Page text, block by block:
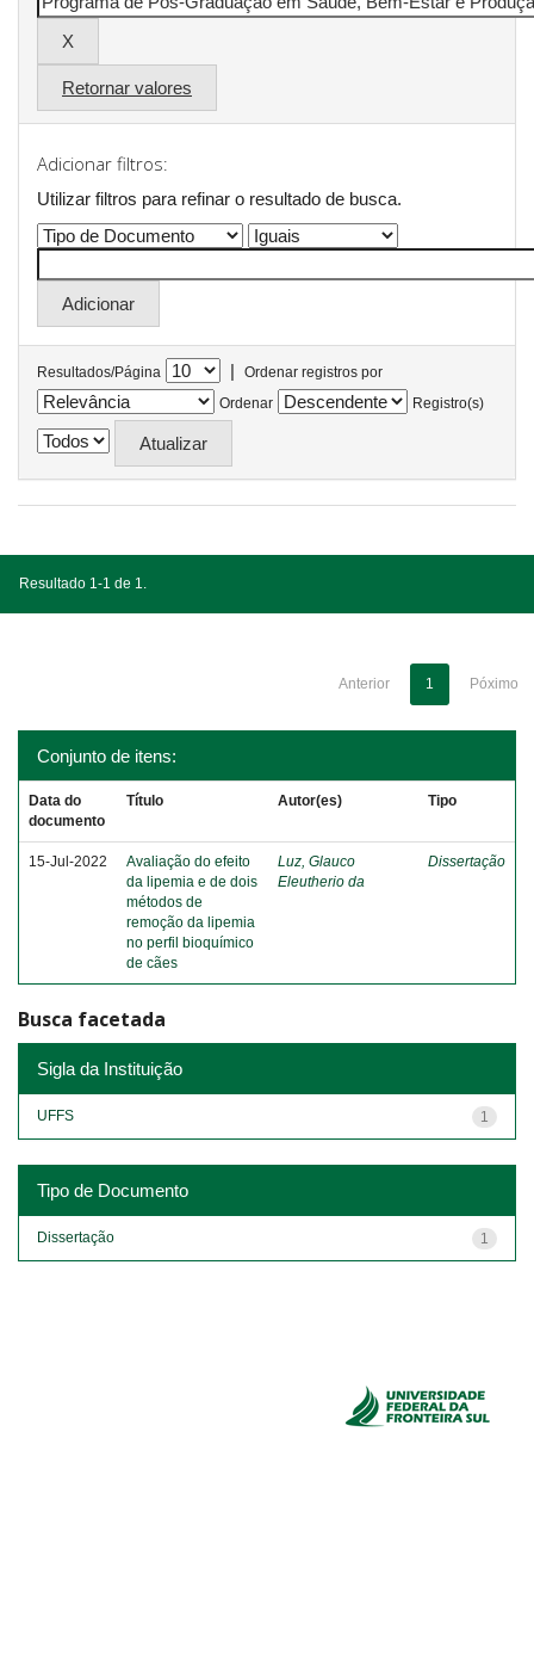
Retornar valores
Adicionar filtros:
Utilizar filtros para refinar o resultado de busca.
Resultados/Página |
Ordenar registros por
Ordenar
Registro(s)
Resultado 1-1 de 1.
Anterior 1 Póximo
Conjunto de itens:
Data do
documento
Título Autor(es) Tipo
15-Jul-2022
Avaliação do efeito
da lipemia e de dois
métodos de
remoção da lipemia
no perfil bioquímico
de cães
Luz, Glauco
Eleutherio da
Dissertação
Busca facetada
Sigla da Instituição
1
UFFS
Tipo de Documento
1
Dissertação